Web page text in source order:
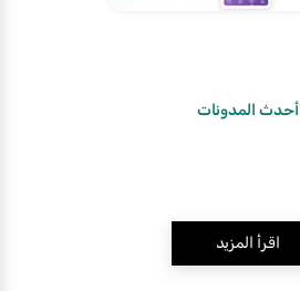
أحدث المدونات
اقرأ المزيد